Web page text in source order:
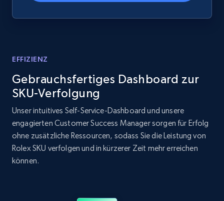
Amazon products global dataset - Collects
price, Currency, Availability, Reviews count, and
2.1K+ 375+
Amazon products global dataset - Collect
Amazon products by seller URL
EFFIZIENZ
Gebrauchsfertiges Dashboard zur
SKU-Verfolgung
Unser intuitives Self-Service-Dashboard und unsere
engagierten Customer Success Manager sorgen für Erfolg
ohne zusätzliche Ressourcen, sodass Sie die Leistung von
Rolex SKU verfolgen und in kürzerer Zeit mehr erreichen
können.